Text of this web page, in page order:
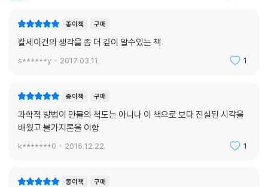
종이책 구매
칼세이건의 생각을 좀 더 깊이 알수있는 책
s******y 2017.03.11. 1
종이책 구매
과학적 방법이 만물의 척도는 아니나 이 책으로 보다 진실된 시각을
배웠고 불가지론을 이함
k*******0 2016.12.22. 1
종이책 구매